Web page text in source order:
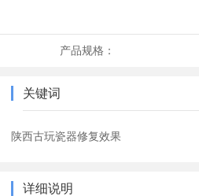
产品规格：
关键词
陕西古玩瓷器修复效果
详细说明